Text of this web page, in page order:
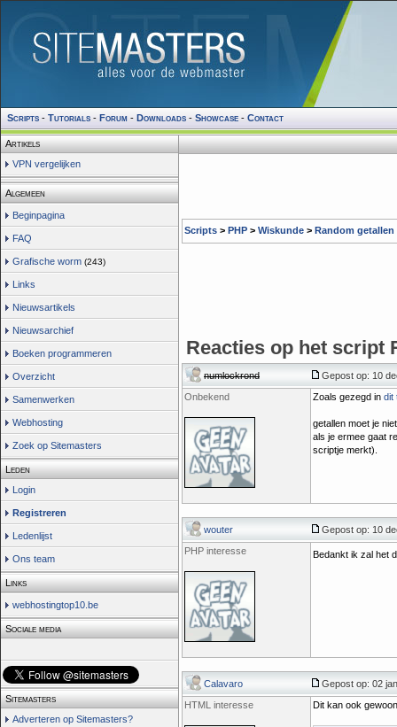
Scripts - Tutorials - Forum - Downloads - Showcase - Contact
Artikels
VPN vergelijken
Algemeen
Beginpagina
FAQ
Grafische worm (243)
Links
Nieuwsartikels
Nieuwsarchief
Boeken programmeren
Overzicht
Samenwerken
Webhosting
Zoek op Sitemasters
Leden
Login
Registreren
Ledenlijst
Ons team
Links
webhostingtop10.be
Sociale media
Sitemasters
Adverteren op Sitemasters?
Scripts > PHP > Wiskunde > Random getallen
Reacties op het script
numlockrond
Gepost op: 10
Onbekend
Zoals gezegd in dit
getallen moet je
als je ermee gaat
scriptje merkt).
wouter
Gepost op: 10
PHP interesse
Bedankt ik zal het
Calavaro
Gepost op: 02
HTML interesse
Dit kan ook